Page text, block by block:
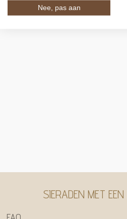
SIERADEN MET
Nee, pas aan